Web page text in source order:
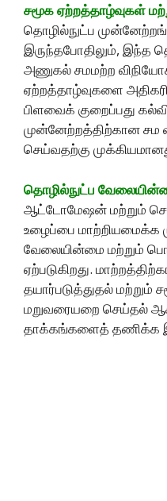
சமூக ஏற்றத்தாழ்வுகள்
தொழில்நுட்ப
இருந்தபோதிலும், இந்த
அணுகல் சமமற்ற
ஏற்றத்தாழ்வுகளை
பிளவைக் குறைப்பது
முன்னேற்றத்திற்கான சம
செய்வதற்கு
தொழில்நுட்ப
ஆட்டோமேஷன் மற்றும்
உழைப்பை மாற்றியமைக்க
வேலையின்மை மற்றும்
ஏற்படுகிறது.
தயார்படுத்துதல் மற்றும்
மறுவரையறை செய்தல்
தாக்கங்களைத் தணிக்க